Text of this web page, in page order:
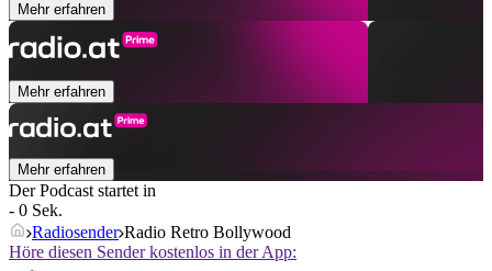
Mehr erfahren
Mehr erfahren
Mehr erfahren
Der Podcast startet in
- 0 Sek.
Radiosender Radio Retro Bollywood
Höre diesen Sender kostenlos in der App: